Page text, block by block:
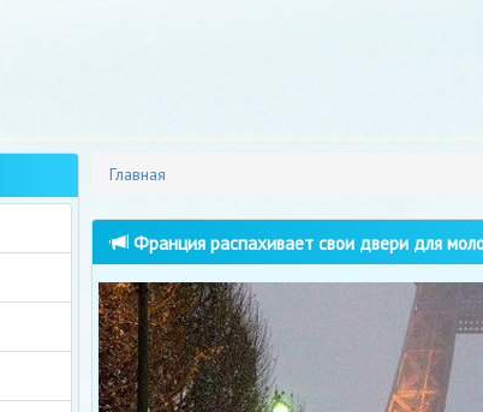
Главная
Франция распахивает свои двери для